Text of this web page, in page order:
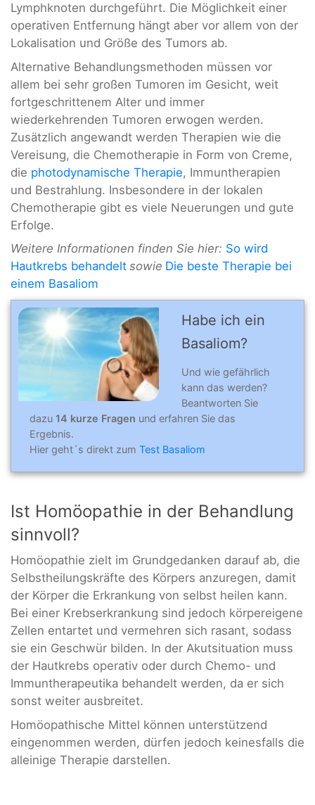
Lymphknoten durchgeführt. Die Möglichkeit einer
operativen Entfernung hängt aber vor allem von der
Lokalisation und Größe des Tumors ab.
Alternative Behandlungsmethoden müssen vor
allem bei sehr großen Tumoren im Gesicht, weit
fortgeschrittenem Alter und immer
wiederkehrenden Tumoren erwogen werden.
Zusätzlich angewandt werden Therapien wie die
Vereisung, die Chemotherapie in Form von Creme,
die photodynamische Therapie, Immuntherapien
und Bestrahlung. Insbesondere in der lokalen
Chemotherapie gibt es viele Neuerungen und gute
Erfolge.
Weitere Informationen finden Sie hier: So wird
Hautkrebs behandelt sowie Die beste Therapie bei
einem Basaliom
Habe ich ein
Basaliom?
Und wie gefährlich
kann das werden?
Beantworten Sie
dazu 14 kurze Fragen und erfahren Sie das
Ergebnis.
Hier geht´s direkt zum Test Basaliom
Ist Homöopathie in der Behandlung
sinnvoll?
Homöopathie zielt im Grundgedanken darauf ab, die
Selbstheilungskräfte des Körpers anzuregen, damit
der Körper die Erkrankung von selbst heilen kann.
Bei einer Krebserkrankung sind jedoch körpereigene
Zellen entartet und vermehren sich rasant, sodass
sie ein Geschwür bilden. In der Akutsituation muss
der Hautkrebs operativ oder durch Chemo- und
Immuntherapeutika behandelt werden, da er sich
sonst weiter ausbreitet.
Homöopathische Mittel können unterstützend
eingenommen werden, dürfen jedoch keinesfalls die
alleinige Therapie darstellen.